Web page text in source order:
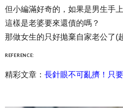
但小編滿好奇的，如果是男生手
這樣是老婆要來還債的嗎？
那做女生的只好拋棄自家老公了(
REFERENCE:
精彩文章： 長針眼不可亂擠！只